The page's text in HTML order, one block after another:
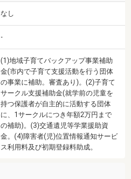
なし
-
(1)地域子育てバックアップ事業補助
金(市内で子育て支援活動を行う団体
の事業に補助。審査あり)。(2)子育て
サークル支援補助金(就学前の児童を
持つ保護者が自主的に活動する団体
に、1サークルにつき年額2万円まで
の補助)。(3)交通遺児等学業援助資
金。(4)障害者(児)位置情報通知サービ
ス利用料及び初期登録料助成。